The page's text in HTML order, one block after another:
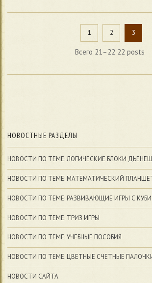
1 2 3
Всего 21–22 22 posts
НОВОСТНЫЕ РАЗДЕЛЫ
НОВОСТИ ПО ТЕМЕ: ЛОГИЧЕСКИЕ БЛОКИ
НОВОСТИ ПО ТЕМЕ: МАТЕМАТИЧЕСКИЙ
НОВОСТИ ПО ТЕМЕ: РАЗВИВАЮЩИЕ ИГРЫ С
НОВОСТИ ПО ТЕМЕ: ТРИЗ ИГРЫ
НОВОСТИ ПО ТЕМЕ: УЧЕБНЫЕ ПОСОБИЯ
НОВОСТИ ПО ТЕМЕ: ЦВЕТНЫЕ СЧЕТНЫЕ
НОВОСТИ САЙТА